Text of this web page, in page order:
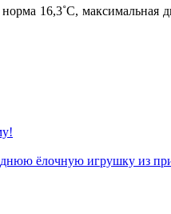
норма 16,3˚С,
ёлочную игрушку из